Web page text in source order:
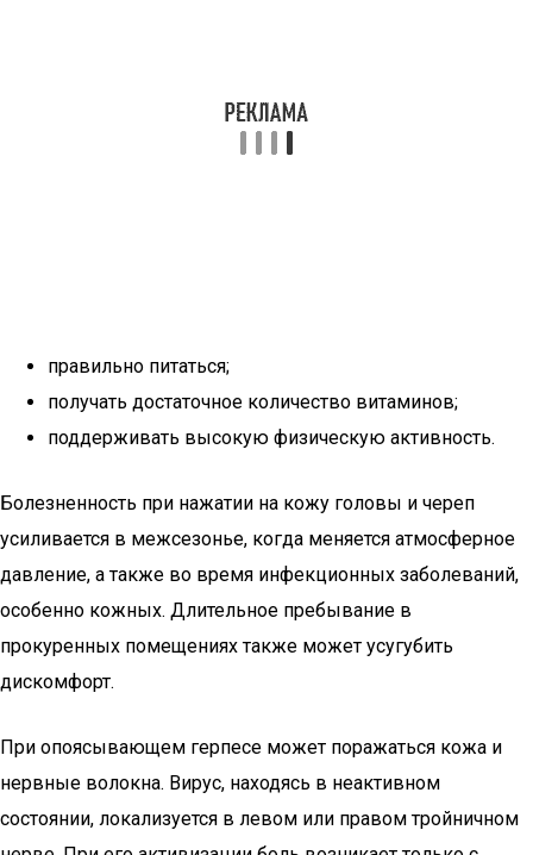
правильно питаться;
получать достаточное количество витаминов;
поддерживать высокую физическую активность.
Болезненность при нажатии на кожу головы и череп
усиливается в межсезонье, когда меняется атмосферное
давление, а также во время инфекционных заболеваний,
особенно кожных. Длительное пребывание в
прокуренных помещениях также может усугубить
дискомфорт.
При опоясывающем герпесе может поражаться кожа и
нервные волокна. Вирус, находясь в неактивном
состоянии, локализуется в левом или правом тройничном